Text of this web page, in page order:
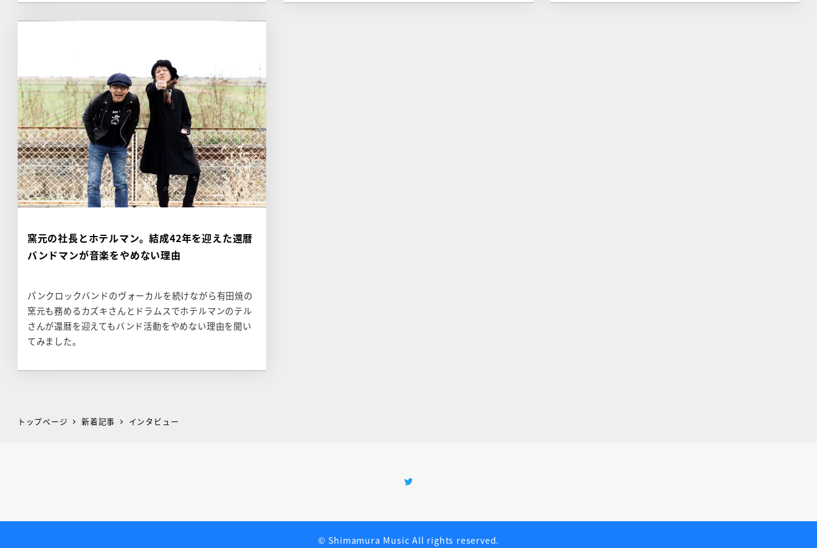
窯元の社長とホテルマン。結成42年を迎えた還暦
バンドマンが音楽をやめない理由
パンクロックバンドのヴォーカルを続けながら有田焼の
窯元も務めるカズキさんとドラムスでホテルマンのテル
さんが還暦を迎えてもバンド活動をやめない理由を聞い
てみました。
トップページ 新着記事 インタビュー
Twitter
©Shimamura Music All rights reserved.